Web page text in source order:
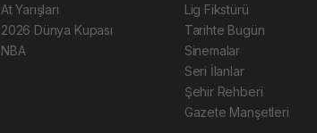
At Yarışları
2026 Dünya Kupası
NBA
Lig Fikstürü
Tarihte Bugün
Sinemalar
Seri İlanlar
Şehir Rehberi
Gazete Manşetleri